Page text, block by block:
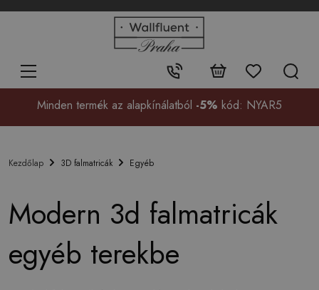
Érintkezés:
+48
99
Minden termék az alapkínálatból -5% kód: NYAR5
Kezdőlap 3D falmatricák Egyéb
Modern 3d falmatricák
egyéb terekbe